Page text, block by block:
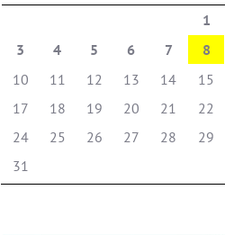
1
3
4 5 6 7 8
10
11 12 13 14 15
17
18 19 20 21 22
24
25 26 27 28 29
31